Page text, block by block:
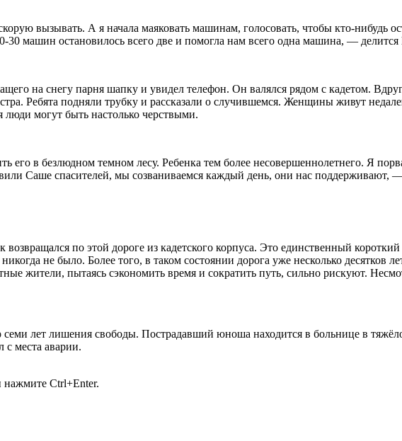
вызывать. А я начала маяковать машинам, голосовать, чтобы кто-нибудь
30 машин остановилось всего две и помогла нам всего одна машина, —
на снегу парня шапку и увидел телефон. Он валялся рядом с кадетом.
Ребята подняли трубку и рассказали о случившемся. Женщины живут
люди могут быть настолько черствыми.
его в безлюдном темном лесу. Ребенка тем более несовершеннолетнего. Я
Саше спасителей, мы созваниваемся каждый день, они нас поддерживают, —
по этой дороге из кадетского корпуса. Это единственный
не было. Более того, в таком состоянии дорога уже несколько десятков
жители, пытаясь сэкономить время и сократить путь, сильно рискуют.
семи лет лишения свободы. Пострадавший юноша находится в больнице в
с места аварии.
Ctrl+Enter.